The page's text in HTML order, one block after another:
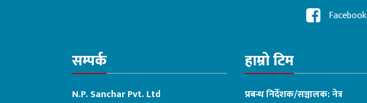
Facebook
सम्पर्क
N.P. Sanchar Pvt. Ltd
हाम्रो टिम
प्रबन्ध निर्देशक/सञ्चालक: नेत्र